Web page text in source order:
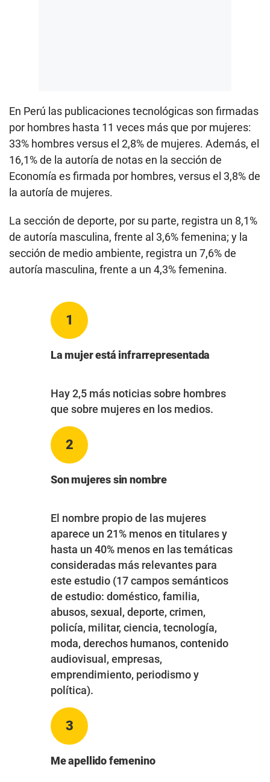
En Perú las publicaciones tecnológicas son firmadas
por hombres hasta 11 veces más que por mujeres:
33% hombres versus el 2,8% de mujeres. Además, el
16,1% de la autoría de notas en la sección de
Economía es firmada por hombres, versus el 3,8% de
la autoría de mujeres.
La sección de deporte, por su parte, registra un 8,1%
de autoría masculina, frente al 3,6% femenina; y la
sección de medio ambiente, registra un 7,6% de
autoría masculina, frente a un 4,3% femenina.
1
La mujer está infrarrepresentada
Hay 2,5 más noticias sobre hombres
que sobre mujeres en los medios.
2
Son mujeres sin nombre
El nombre propio de las mujeres
aparece un 21% menos en titulares y
hasta un 40% menos en las temáticas
consideradas más relevantes para
este estudio (17 campos semánticos
de estudio: doméstico, familia,
abusos, sexual, deporte, crimen,
policía, militar, ciencia, tecnología,
moda, derechos humanos, contenido
audiovisual, empresas,
emprendimiento, periodismo y
política).
3
Me apellido femenino